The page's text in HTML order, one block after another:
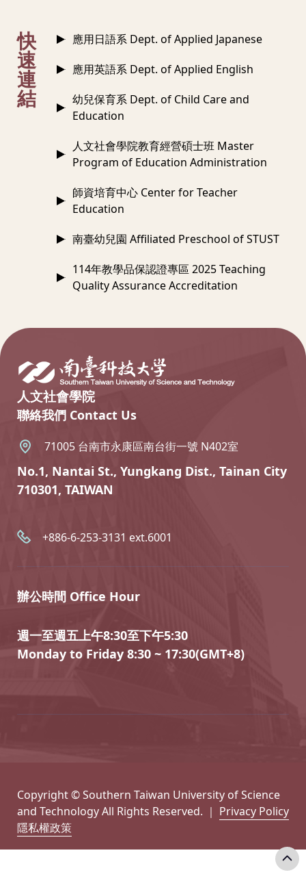
快
速
連
結
應用日語系 Dept. of Applied Japanese
應用英語系 Dept. of Applied English
幼兒保育系 Dept. of Child Care and
Education
人文社會學院教育經營碩士班 Master
Program of Education Administration
師資培育中心 Center for Teacher
Education
南臺幼兒園 Affiliated Preschool of STUST
114年教學品保認證專區 2025 Teaching
Quality Assurance Accreditation
人文社會學院
聯絡我們 Contact Us
71005 台南市永康區南台街一號 N402室
No.1, Nantai St., Yungkang Dist., Tainan City
710301, TAIWAN
+886-6-253-3131 ext.6001
辦公時間 Office Hour
週一至週五上午8:30至下午5:30
Monday to Friday 8:30 ~ 17:30(GMT+8)
Copyright © Southern Taiwan University of Science
and Technology All Rights Reserved. ｜ Privacy Policy
隱私權政策